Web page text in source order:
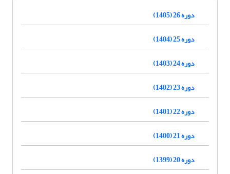
دوره 26 (1405)
دوره 25 (1404)
دوره 24 (1403)
دوره 23 (1402)
دوره 22 (1401)
دوره 21 (1400)
دوره 20 (1399)